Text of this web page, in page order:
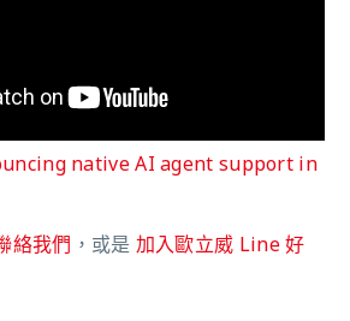
native AI agent support in
絡我們 ，或是 加入歐立威 Line 好